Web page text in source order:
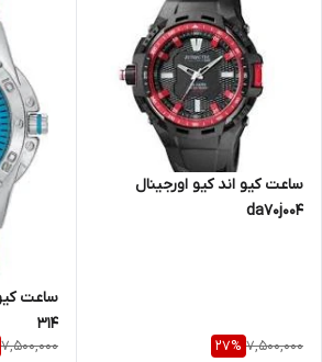
ساعت کیو اند کیو اورجینال
da70j004
7,500,000
27%
314
7,500,000